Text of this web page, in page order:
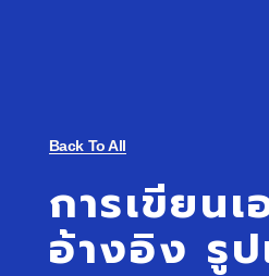
Back To All
การเขียนเ
อ้างอิง รู